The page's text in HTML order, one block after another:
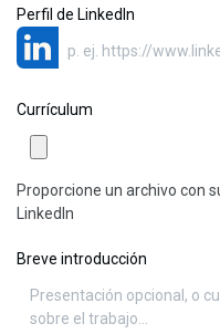
Perfil de LinkedIn
Currículum
Proporcione un archivo con
LinkedIn
Breve introducción